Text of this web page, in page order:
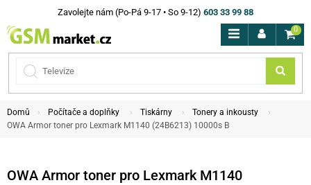
Zavolejte nám (Po-Pá 9-17 • So 9-12) 603 33 99 88
0
Domů Počítače a doplňky Tiskárny
Tonery a inkousty
OWA Armor toner pro Lexmark M1140 (24B6213) 10000s B
OWA Armor toner pro Lexmark M1140